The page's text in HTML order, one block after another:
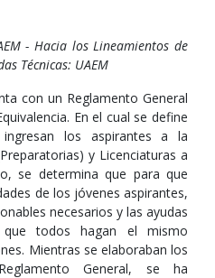
- Hacia los Lineamientos de
Técnicas: UAEM
con un Reglamento General
En el cual se define
los aspirantes a la
y Licenciaturas a
se determina que para que
de los jóvenes aspirantes,
necesarios y las ayudas
que todos hagan el mismo
Mientras se elaboraban los
General, se ha